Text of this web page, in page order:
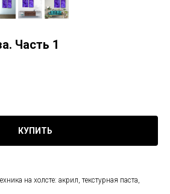
Часть 1
КУПИТЬ
на холсте: акрил, текстурная паста,